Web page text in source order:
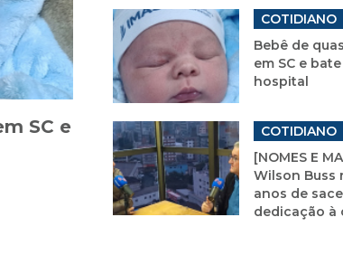
SC e
COTIDIANO
Bebê de
em SC e
hospital
COTIDIANO
[NOMES E
Wilson Buss
anos de
dedicação à